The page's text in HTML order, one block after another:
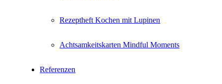
Rezeptheft Kochen mit Lupinen
Achtsamkeitskarten Mindful Moments
Referenzen